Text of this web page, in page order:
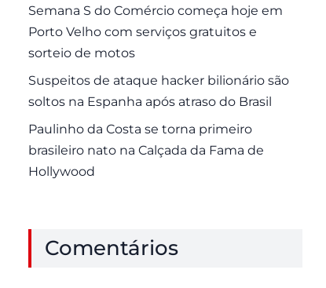
Semana S do Comércio começa hoje em
Porto Velho com serviços gratuitos e
sorteio de motos
Suspeitos de ataque hacker bilionário são
soltos na Espanha após atraso do Brasil
Paulinho da Costa se torna primeiro
brasileiro nato na Calçada da Fama de
Hollywood
Comentários